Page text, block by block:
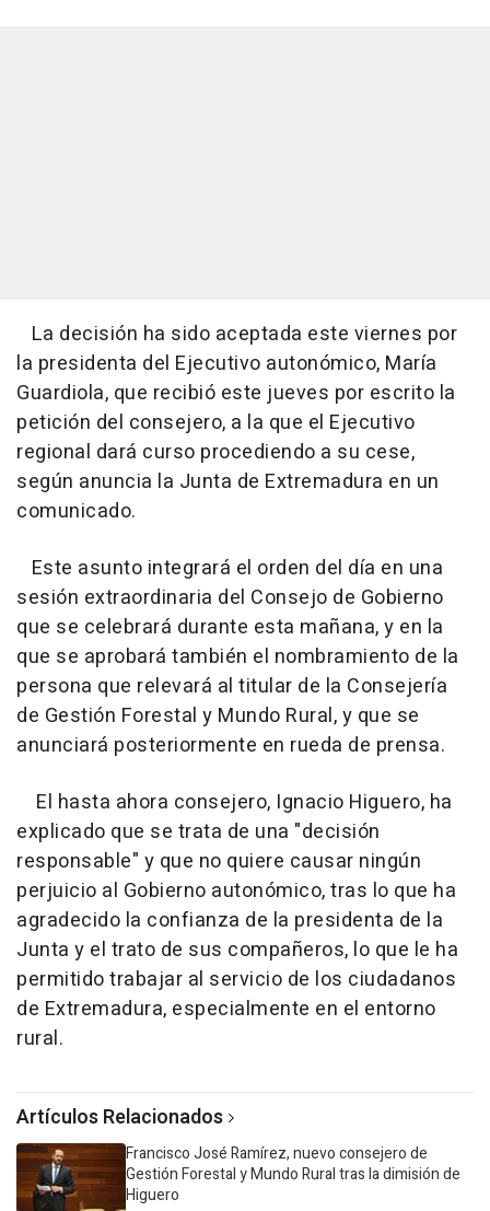
La decisión ha sido aceptada este viernes por
la presidenta del Ejecutivo autonómico, María
Guardiola, que recibió este jueves por escrito la
petición del consejero, a la que el Ejecutivo
regional dará curso procediendo a su cese,
según anuncia la Junta de Extremadura en un
comunicado.
Este asunto integrará el orden del día en una
sesión extraordinaria del Consejo de Gobierno
que se celebrará durante esta mañana, y en la
que se aprobará también el nombramiento de la
persona que relevará al titular de la Consejería
de Gestión Forestal y Mundo Rural, y que se
anunciará posteriormente en rueda de prensa.
El hasta ahora consejero, Ignacio Higuero, ha
explicado que se trata de una "decisión
responsable" y que no quiere causar ningún
perjuicio al Gobierno autonómico, tras lo que ha
agradecido la confianza de la presidenta de la
Junta y el trato de sus compañeros, lo que le ha
permitido trabajar al servicio de los ciudadanos
de Extremadura, especialmente en el entorno
rural.
Artículos Relacionados
Francisco José Ramírez, nuevo consejero de
Gestión Forestal y Mundo Rural tras la dimisión de
Higuero